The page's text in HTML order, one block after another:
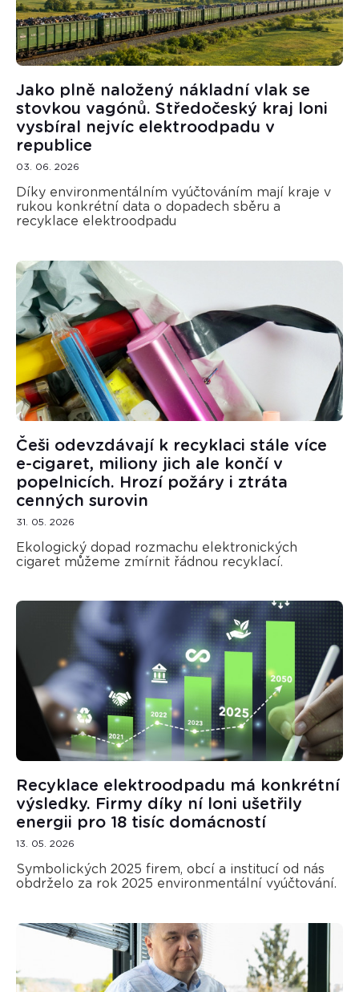
Jako plně naložený nákladní vlak se
stovkou vagónů. Středočeský kraj loni
vysbíral nejvíc elektroodpadu v
republice
03. 06. 2026
Díky environmentálním vyúčtováním mají kraje v
rukou konkrétní data o dopadech sběru a
recyklace elektroodpadu
Češi odevzdávají k recyklaci stále více
e-cigaret, miliony jich ale končí v
popelnicích. Hrozí požáry i ztráta
cenných surovin
31. 05. 2026
Ekologický dopad rozmachu elektronických
cigaret můžeme zmírnit řádnou recyklací.
Recyklace elektroodpadu má konkrétní
výsledky. Firmy díky ní loni ušetřily
energii pro 18 tisíc domácností
13. 05. 2026
Symbolických 2025 firem, obcí a institucí od nás
obdrželo za rok 2025 environmentální vyúčtování.